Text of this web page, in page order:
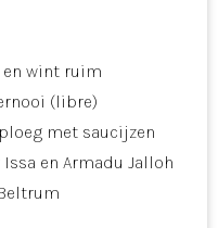
en wint ruim
(libre)
met saucijzen
en Armadu Jalloh